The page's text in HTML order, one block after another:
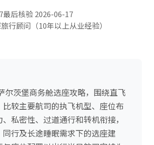
最后核验2026-06-17
行顾问（10年以上从业经验）
尔茨堡商务舱选座攻略，围绕直飞
比较主要航司的执飞机型、座位布
私密性、过道通行和转机衔接，
同行及长途睡眠需求下的选座建